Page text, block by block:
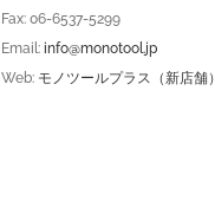
Fax: 06-6537-5299
Email: info@monotool.jp
Web: モノツールプラス（新店舗）